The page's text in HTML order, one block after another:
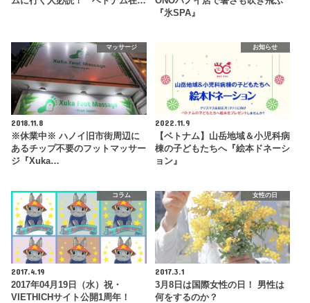
『氷SPA』
マッサージ
2018.11.8
※休業中※ ハノイ旧市街周辺に
あるチップ不要のフットマッサー
ジ『Xuka…
お知らせ
2022.11.9
【ベトナム】山岳地域＆小児科病
棟の子どもたちへ『絵本ドネーシ
ョン』
コラム
2017.4.19
2017年04月19日（水）祝・
VIETHICHサイト公開1周年！
女性の日
2017.3.1
3月8日は国際女性の日！ 男性は
何をするのか？